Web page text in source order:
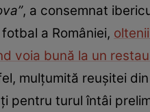
, a consemnat
a României,
voia bună la un
mulțumită reușitei
pentru turul întâi